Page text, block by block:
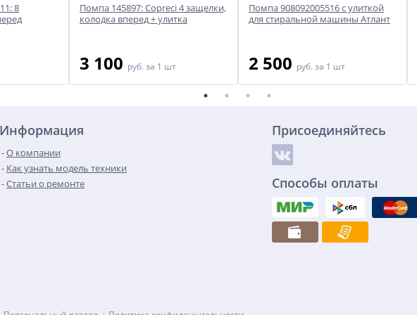
8
Помпа 145897: Copreci 4 защелки,
колодка вперед + улитка
3 100 руб. за 1 шт
Помпа 908092005516 с улиткой
для стиральной машины Атлант
2 500 руб. за 1 шт
Информация
О компании
Как узнать модель техники
Статьи о ремонте
Присоединяйтесь
Способы оплаты